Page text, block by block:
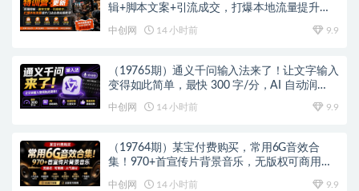
辑+脚本文案+引流成交，打爆本地流量提升门
中创网 14 小时前 9.9
（19765期）通义千问输入法来了！让文字输入
变得如此简单，最快 300 字/分，AI 自动润
中创网 14 小时前 9.9
（19764期）某宝付费购买，常用6G音效合
集！970+首宣传片背景音乐，无版权可商用大
中创网 14 小时前 9.9